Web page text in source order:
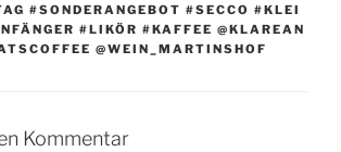
#SONDERANGEBOT #SECCO #KLEI
#LIKÖR #KAFFEE @KLAREAN
@WEIN_MARTINSHOF
Kommentar